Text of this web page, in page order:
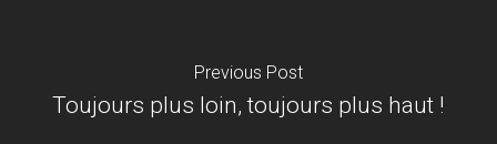
Previous Post
Toujours plus loin, toujours plus haut !